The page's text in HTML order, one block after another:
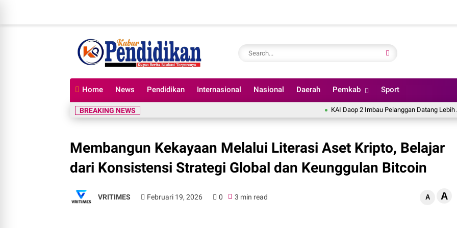
Home News Pendidikan Internasional Nasional Daerah Pemkab Sport
BREAKING NEWS KAI Daop 2 Imbau Pelanggan Datang Lebih Awal
Membangun Kekayaan Melalui Literasi Aset Kripto, Belajar
dari Konsistensi Strategi Global dan Keunggulan Bitcoin
VRITIMES Februari 19, 2026 0 3 min read A A